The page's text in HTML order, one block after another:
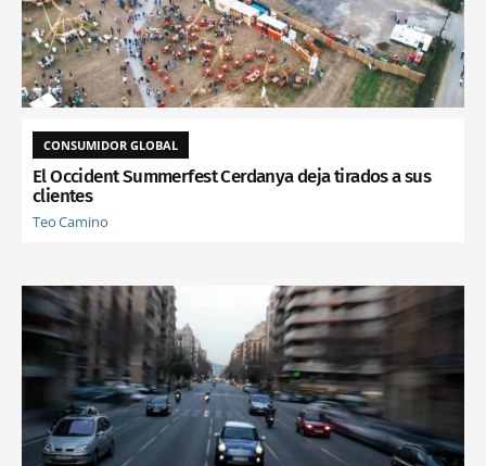
CONSUMIDOR GLOBAL
El Occident Summerfest Cerdanya deja tirados a sus
clientes
Teo Camino